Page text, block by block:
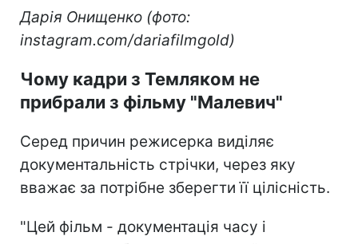
Дарія Онищенко (фото:
instagram.com/dariafilmgold)
Чому кадри з Темляком не
прибрали з фільму "Малевич"
Серед причин режисерка виділяє
документальність стрічки, через яку
вважає за потрібне зберегти її цілісність.
"Цей фільм - документація часу і